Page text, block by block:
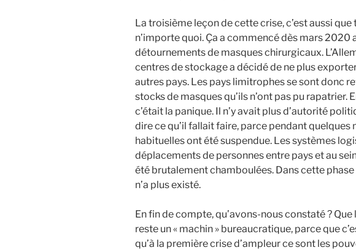
La troisième leçon de cette crise, c’est aussi
n’importe quoi. Ça a commencé dès mars 2020
détournements de masques chirurgicaux.
centres de stockage a décidé de ne plus
autres pays. Les pays limitrophes se sont donc
stocks de masques qu’ils n’ont pas pu rapatrier.
c’était la panique. Il n’y avait plus d’autorité
dire ce qu’il fallait faire, parce pendant quelques
habituelles ont été suspendue. Les systèmes
déplacements de personnes entre pays et au
été brutalement chamboulées. Dans cette phase
n’a plus existé.
En fin de compte, qu’avons-nous constaté ? Que
reste un « machin » bureaucratique, parce que
qu’à la première crise d’ampleur ce sont les